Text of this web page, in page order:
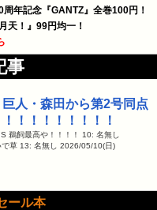
年記念『GANTZ』全巻100円！
天！』99円均一！
事
人・森田から第2号同点
！！！！！！！！
飼最高や！！！！ 10: 名無し
草 13: 名無し 2026/05/10(日)
ール本